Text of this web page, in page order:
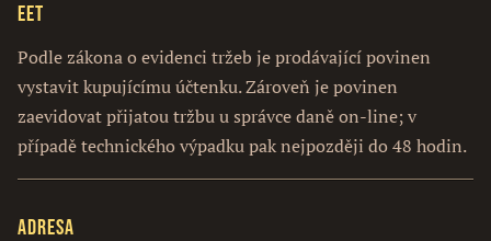
EET
Podle zákona o evidenci tržeb je prodávající povinen
vystavit kupujícímu účtenku. Zároveň je povinen
zaevidovat přijatou tržbu u správce daně on-line; v
případě technického výpadku pak nejpozději do 48 hodin.
Adresa